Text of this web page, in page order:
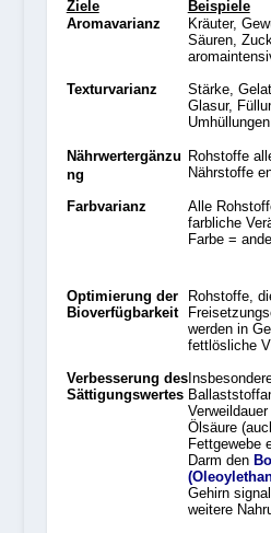
Ziele
Beispiele
Aromavarianz
Kräuter,
Säuren,
Texturvarianz
Stärke,
Glasur,
Nährwertergänzu
ng
Rohstoffe
Nährstoffe
Farbvarianz
Alle
farbliche
Farbe =
Optimierung der
Bioverfügbarkeit
Rohstoffe,
werden in
fettlösliche
Verbesserung des
Sättigungswertes
Ölsäure
Fettgewebe
Darm den
Gehirn
weitere